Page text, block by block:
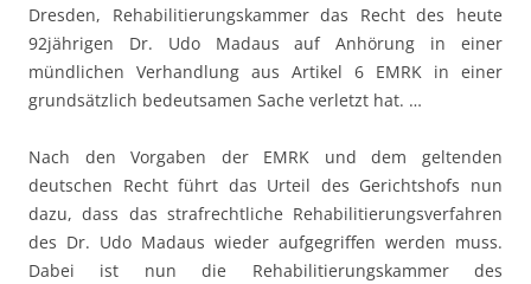
Dresden, Rehabilitierungskammer das Recht des heute
92jährigen Dr. Udo Madaus auf Anhörung in einer
mündlichen Verhandlung aus Artikel 6 EMRK in einer
grundsätzlich bedeutsamen Sache verletzt hat. …
Nach den Vorgaben der EMRK und dem geltenden
deutschen Recht führt das Urteil des Gerichtshofs nun
dazu, dass das strafrechtliche Rehabilitierungsverfahren
des Dr. Udo Madaus wieder aufgegriffen werden muss.
Dabei ist nun die Rehabilitierungskammer des